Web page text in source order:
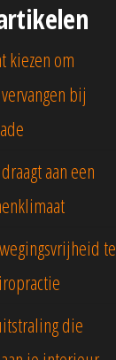
kiezen om
bij
aan een
te
die